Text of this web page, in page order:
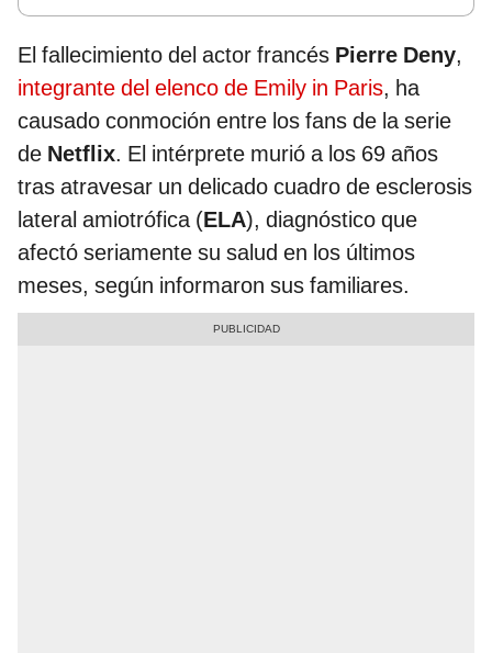
El fallecimiento del actor francés Pierre Deny,
integrante del elenco de Emily in Paris, ha
causado conmoción entre los fans de la serie
de Netflix. El intérprete murió a los 69 años
tras atravesar un delicado cuadro de esclerosis
lateral amiotrófica (ELA), diagnóstico que
afectó seriamente su salud en los últimos
meses, según informaron sus familiares.